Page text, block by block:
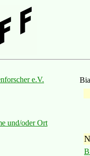
e.V.
und/oder Ort